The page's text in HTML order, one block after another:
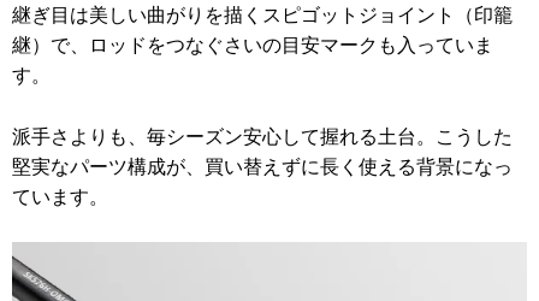
継ぎ目は美しい曲がりを描くスピゴットジョイント（印籠
継）で、ロッドをつなぐさいの目安マークも入っていま
す。
派手さよりも、毎シーズン安心して握れる土台。こうした
堅実なパーツ構成が、買い替えずに長く使える背景になっ
ています。